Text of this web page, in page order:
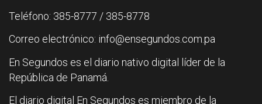
Teléfono: 385-8777 / 385-8778
Correo electrónico: info@ensegundos.com.pa
En Segundos es el diario nativo digital líder de la
República de Panamá.
El diario digital En Segundos es miembro de la